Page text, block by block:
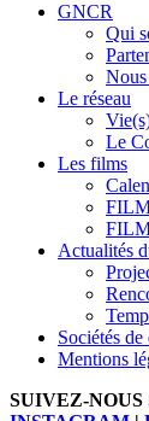
GNCR
Qui
Le réseau
Le
Les films
Actualités
Sociétés
Mentions
SUIVEZ-NOUS